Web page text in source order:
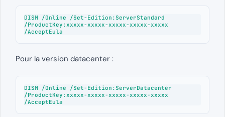
DISM /Online /Set-Edition:ServerStandard
/ProductKey:xxxxx-xxxxx-xxxxx-xxxxx-xxxxx
/AcceptEula
Pour la version datacenter :
DISM /Online /Set-Edition:ServerDatacenter
/ProductKey:xxxxx-xxxxx-xxxxx-xxxxx-xxxxx
/AcceptEula